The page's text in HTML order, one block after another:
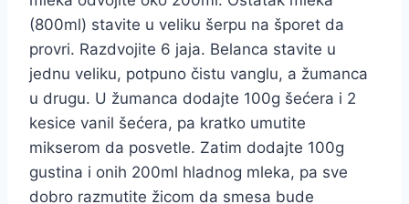
(800ml) stavite u veliku šerpu na šporet da
provri. Razdvojite 6 jaja. Belanca stavite u
jednu veliku, potpuno čistu vanglu, a žumanca
u drugu. U žumanca dodajte 100g šećera i 2
kesice vanil šećera, pa kratko umutite
mikserom da posvetle. Zatim dodajte 100g
gustina i onih 200ml hladnog mleka, pa sve
dobro razmutite žicom da smesa bude